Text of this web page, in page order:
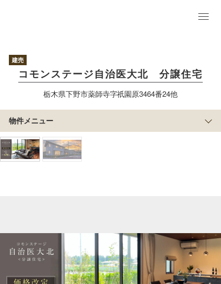
建売
コモンステージ自治医大北 分譲住宅
栃木県下野市薬師寺字祇園原3464番24他
物件メニュー
画
ク
セ
ス
周
辺
医大北